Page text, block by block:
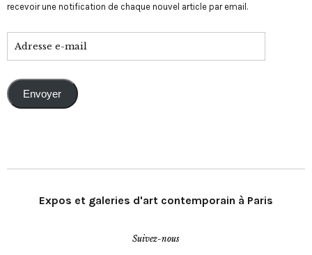
recevoir une notification de chaque nouvel article par email.
Envoyer
Expos et galeries d'art contemporain à Paris
Suivez-nous